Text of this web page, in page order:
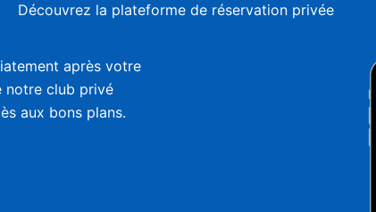
Découvrez la plateforme de réservation privée
après votre
notre club privé
aux bons plans.